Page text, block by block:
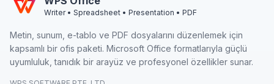
Writer • Spreadsheet • Presentation • PDF
Metin, sunum, e-tablo ve PDF dosyalarını düzenlemek için
kapsamlı bir ofis paketi. Microsoft Office formatlarıyla güçlü
uyumluluk, tanıdık bir arayüz ve profesyonel özellikler sunar.